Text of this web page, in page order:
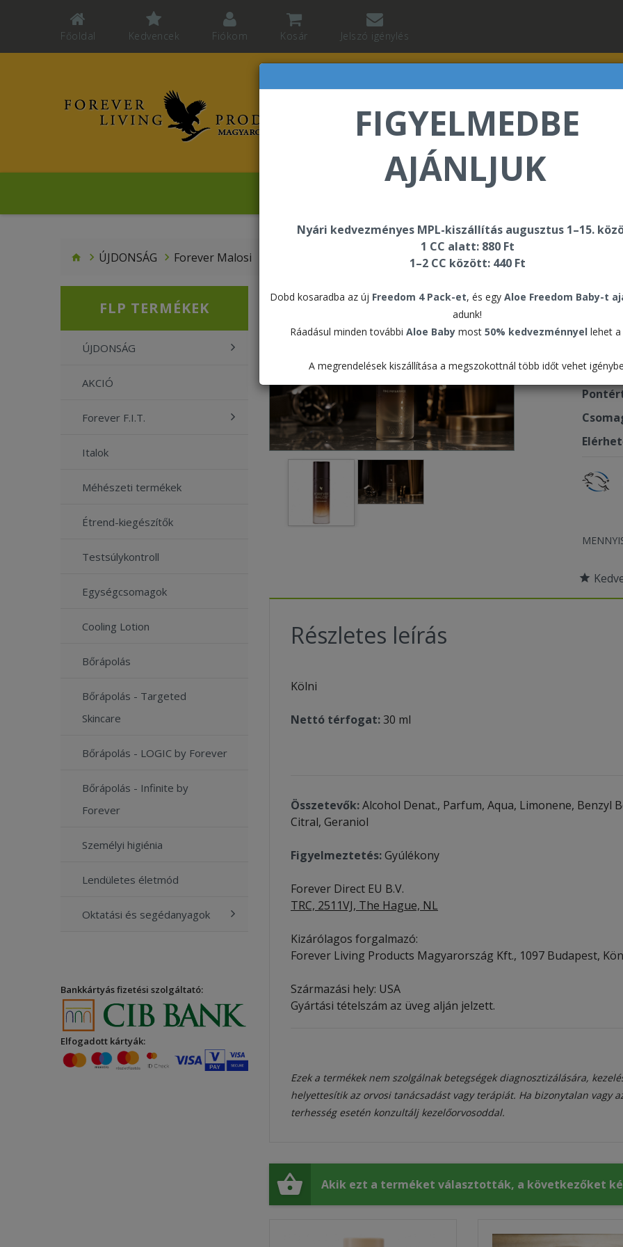
FIGYELMEDBE
AJÁNLJUK
Nyári kedvezményes MPL-kiszállítás augusztus 1–15.
1 CC alatt: 880 Ft
1–2 CC között: 440 Ft
Dobd kosaradba az új Freedom 4 Pack-et, és egy Aloe Freedom Baby-t
adunk!
Ráadásul minden további Aloe Babymost 50% kedvezménnyel lehet a
A megrendelések kiszállítása a megszokottnál több időt vehet
Főoldal Kedvencek Fiókom Kosár Jelszó igénylés
ÚJDONSÁG Forever Malosi
FLP TERMÉKEK
ÚJDONSÁG
AKCIÓ
Forever F.I.T.
Italok
Méhészeti termékek
Étrend-kiegészítők
Testsúlykontroll
Egységcsomagok
Cooling Lotion
Bőrápolás
Bőrápolás - Targeted
Skincare
Bőrápolás - LOGIC by Forever
Bőrápolás - Infinite by
Forever
Személyi higiénia
Lendületes életmód
Oktatási és segédanyagok
Bankkártyás fizetési szolgáltató:
Elfogadott kártyák:
Részletes leírás
Kölni
Nettó térfogat:30 ml
Összetevők:Alcohol Denat., Parfum, Aqua, Limonene, Benzyl
Citral, Geraniol
Figyelmeztetés:Gyúlékony
Forever Direct EU B.V.
TRC, 2511VJ, The Hague, NL
Kizárólagos forgalmazó:
Forever Living Products Magyarország Kft., 1097 Budapest,
Származási hely: USA
Gyártási tételszám az üveg alján jelzett.
Ezek a termékek nem szolgálnak betegségek diagnosztizálására,
helyettesítik az orvosi tanácsadást vagy terápiát. Ha bizonytalan vagy
terhesség esetén konzultálj kezelőorvosoddal.
Akik ezt a terméket választották, a következőket